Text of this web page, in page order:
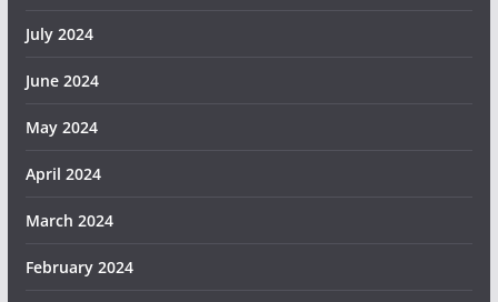
July 2024
June 2024
May 2024
April 2024
March 2024
February 2024